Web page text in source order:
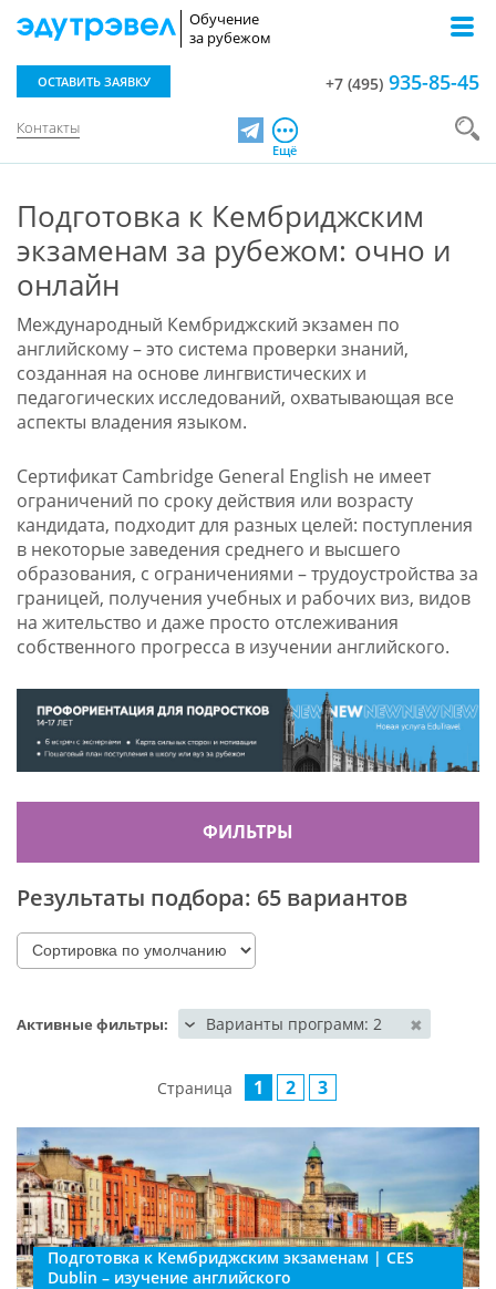
Обучение
за рубежом
Контакты
ОСТАВИТЬ ЗАЯВКУ +7 (495) 935-85-45
TelegramЕщё
Подготовка к Кембриджским
экзаменам за рубежом: очно и
онлайн
Международный Кембриджский экзамен по
английскому – это система проверки знаний,
созданная на основе лингвистических и
педагогических исследований, охватывающая все
аспекты владения языком.
Сертификат Cambridge General English не имеет
ограничений по сроку действия или возрасту
кандидата, подходит для разных целей: поступления
в некоторые заведения среднего и высшего
образования, с ограничениями – трудоустройства за
границей, получения учебных и рабочих виз, видов
на жительство и даже просто отслеживания
собственного прогресса в изучении английского.
ФИЛЬТРЫ
Результаты подбора: 65 вариантов
Активные фильтры: Варианты программ: 2 ✖
Страница 1 2 3
Подготовка к Кембриджским экзаменам | CES
Dublin – изучение английского